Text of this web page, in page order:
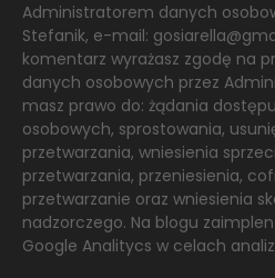
Administratorem danych
Stefanik, e-mail:
komentarz wyrażasz zgodę na
danych osobowych przez
masz prawo do: żądania
osobowych, sprostowania,
przetwarzania, wniesienia
przetwarzania, przeniesienia,
przetwarzanie oraz wniesienia
nadzorczego. Na blogu
Google Analitycs w celach